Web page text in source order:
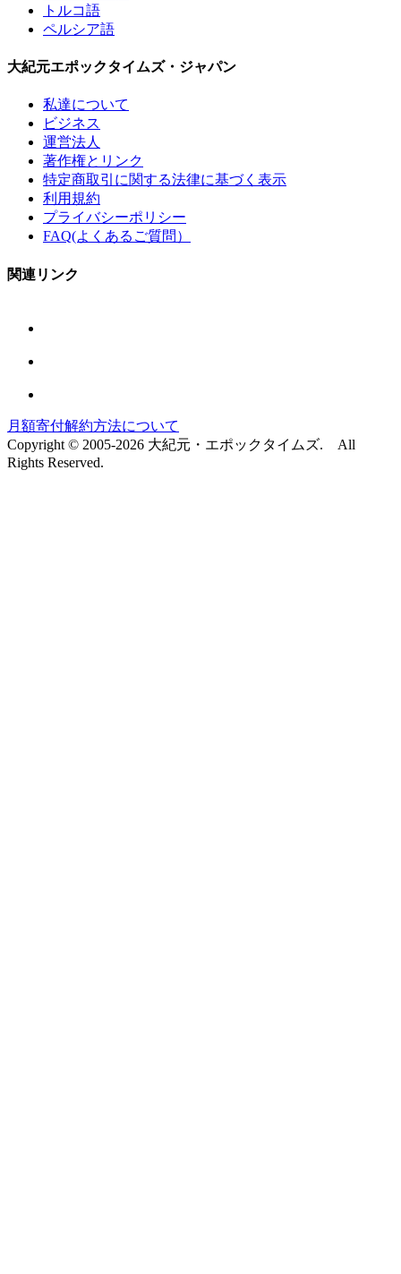
トルコ語
ペルシア語
大紀元エポックタイムズ・ジャパン
私達について
ビジネス
運営法人
著作権とリンク
特定商取引に関する法律に基づく表示
利用規約
プライバシーポリシー
FAQ(よくあるご質問）
関連リンク
月額寄付解約方法について
Copyright © 2005-2026 大紀元・エポックタイムズ. All
Rights Reserved.